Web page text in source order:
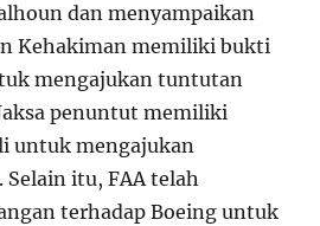
dan menyampaikan
Kehakiman memiliki bukti
mengajukan tuntutan
penuntut memiliki
untuk mengajukan
itu, FAA telah
terhadap Boeing untuk